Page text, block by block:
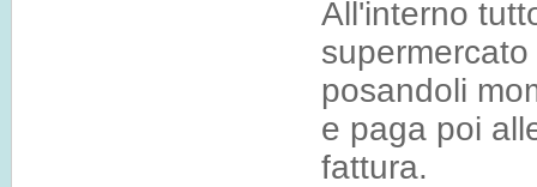
All'interno
posandoli
e paga poi
fattura.